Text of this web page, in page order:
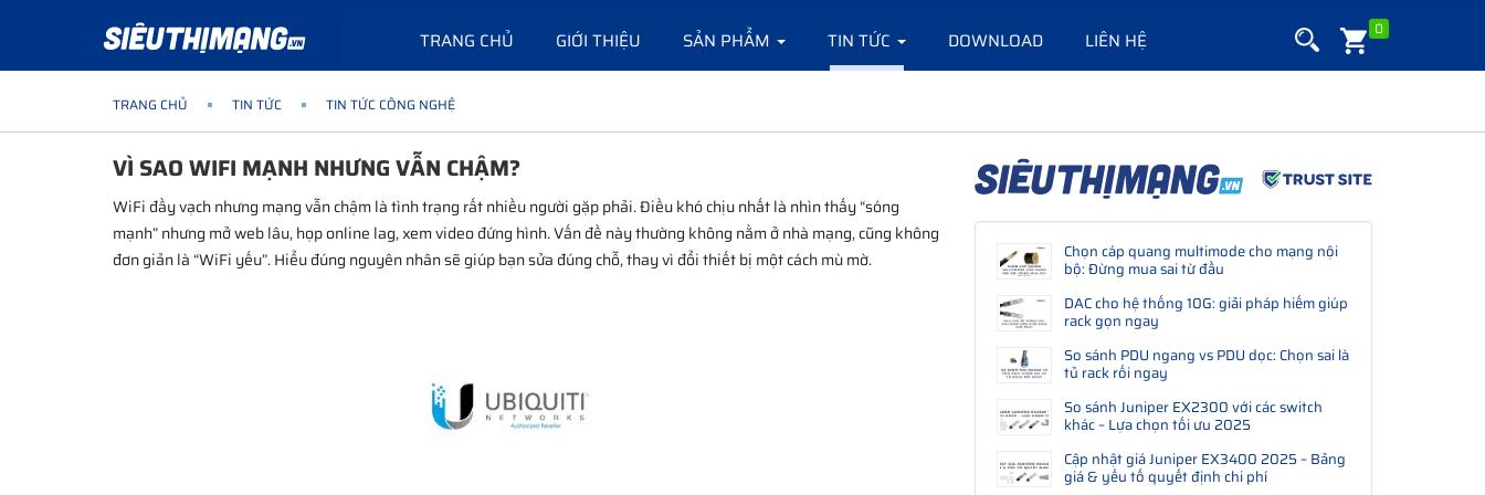
TRANG CHỦ GIỚI THIỆU SẢN PHẨM TIN TỨC DOWNLOAD LIÊN HỆ 0
TRANG CHỦ TIN TỨC TIN TỨC CÔNG NGHỆ
VÌ SAO WIFI MẠNH NHƯNG VẪN CHẬM?
WiFi đầy vạch nhưng mạng vẫn chậm là tình trạng rất nhiều người gặp phải. Điều khó chịu nhất là nhìn thấy “sóng
mạnh” nhưng mở web lâu, họp online lag, xem video đứng hình. Vấn đề này thường không nằm ở nhà mạng, cũng không
đơn giản là “WiFi yếu”. Hiểu đúng nguyên nhân sẽ giúp bạn sửa đúng chỗ, thay vì đổi thiết bị một cách mù mờ.
Chọn cáp quang multimode cho mạng nội
bộ: Đừng mua sai từ đầu
DAC cho hệ thống 10G: giải pháp hiếm giúp
rack gọn ngay
So sánh PDU ngang vs PDU dọc: Chọn sai là
tủ rack rối ngay
So sánh Juniper EX2300 với các switch
khác – Lựa chọn tối ưu 2025
Cập nhật giá Juniper EX3400 2025 – Bảng
giá & yếu tố quyết định chi phí